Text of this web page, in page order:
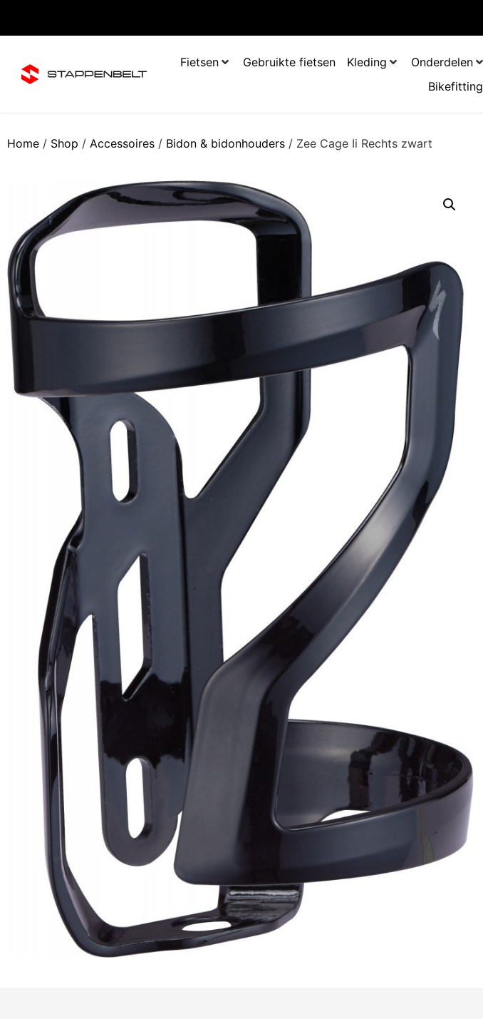
Fietsen Gebruikte fietsen Kleding Onderdelen
Bikefitting
Home / Shop / Accessoires / Bidon & bidonhouders / Zee Cage Ii Rechts zwart